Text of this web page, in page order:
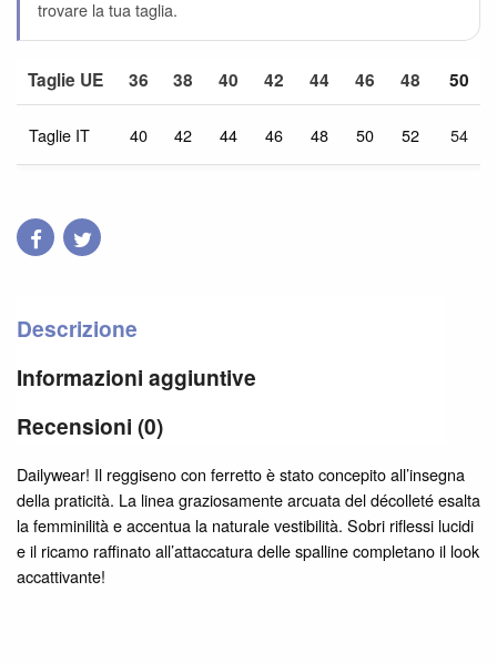
trovare la tua taglia.
Taglie UE 36 38 40 42 44 46 48 50
Taglie IT 40 42 44 46 48 50 52 54
Descrizione
Informazioni aggiuntive
Recensioni (0)
Dailywear! Il reggiseno con ferretto è stato concepito all’insegna
della praticità. La linea graziosamente arcuata del décolleté esalta
la femminilità e accentua la naturale vestibilità. Sobri riflessi lucidi
e il ricamo raffinato all’attaccatura delle spalline completano il look
accattivante!